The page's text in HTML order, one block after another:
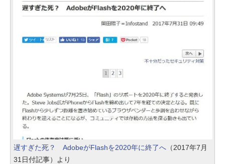
遅すぎた死？ AdobeがFlashを2020年に終了へ（2017年7月
31日付記事）より